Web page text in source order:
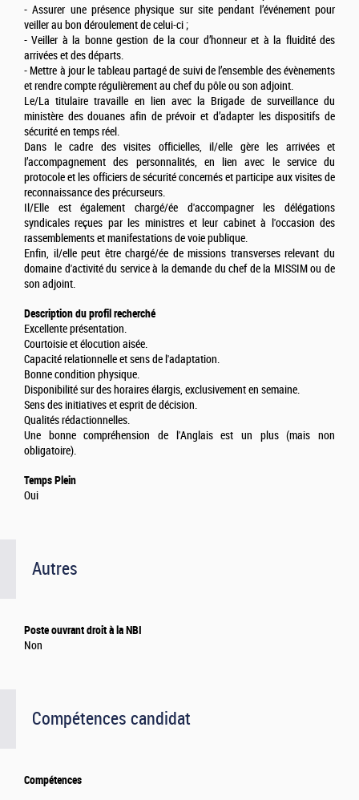
- Assurer une présence physique sur site pendant l’événement pour
veiller au bon déroulement de celui-ci ;
- Veiller à la bonne gestion de la cour d’honneur et à la fluidité des
arrivées et des départs.
- Mettre à jour le tableau partagé de suivi de l’ensemble des évènements
et rendre compte régulièrement au chef du pôle ou son adjoint.
Le/La titulaire travaille en lien avec la Brigade de surveillance du
ministère des douanes afin de prévoir et d’adapter les dispositifs de
sécurité en temps réel.
Dans le cadre des visites officielles, il/elle gère les arrivées et
l’accompagnement des personnalités, en lien avec le service du
protocole et les officiers de sécurité concernés et participe aux visites de
reconnaissance des précurseurs.
Il/Elle est également chargé/ée d'accompagner les délégations
syndicales reçues par les ministres et leur cabinet à l'occasion des
rassemblements et manifestations de voie publique.
Enfin, il/elle peut être chargé/ée de missions transverses relevant du
domaine d'activité du service à la demande du chef de la MISSIM ou de
son adjoint.
Description du profil recherché
Excellente présentation.
Courtoisie et élocution aisée.
Capacité relationnelle et sens de l'adaptation.
Bonne condition physique.
Disponibilité sur des horaires élargis, exclusivement en semaine.
Sens des initiatives et esprit de décision.
Qualités rédactionnelles.
Une bonne compréhension de l'Anglais est un plus (mais non
obligatoire).
Temps Plein
Oui
Autres
Poste ouvrant droit à la NBI
Non
Compétences candidat
Compétences